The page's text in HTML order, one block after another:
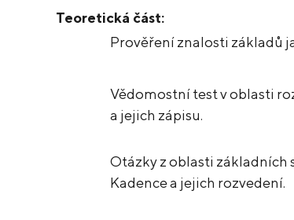
Teoretická část:
Prověření znalosti základů
Vědomostní test v oblasti
a jejich zápisu.
Otázky z oblasti základních
Kadence a jejich rozvedení.